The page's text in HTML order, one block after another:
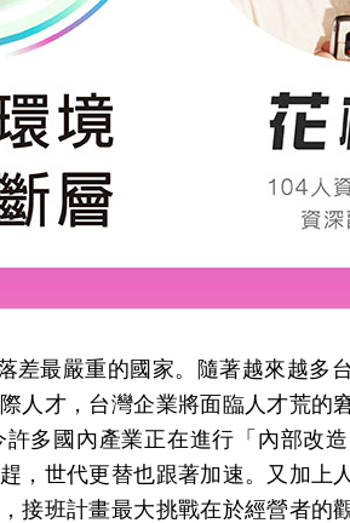
差最嚴重的國家。隨著越來越多
人才，台灣企業將面臨人才荒的
多國內產業正在進行「內部改
，世代更替也跟著加速。又加上
接班計畫最大挑戰在於經營者的